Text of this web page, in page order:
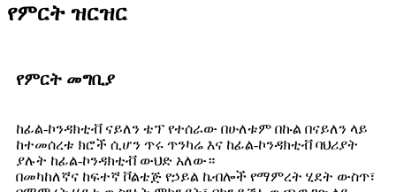
የምርት ዝርዝር
የምርት መግቢያ
ከፊል-ኮንዳክቲቭ ናይለን ቴፕ የተሰራው በሁለቱም በኩል በናይለን ላይ
ከተመሰረቱ ክሮች ሲሆን ጥሩ ጥንካሬ እና ከፊል-ኮንዳክቲቭ ባህሪያት
ያሉት ከፊል-ኮንዳክቲቭ ውህድ አለው።
በመካከለኛና ከፍተኛ ቮልቴጅ የኃይል ኬብሎች የማምረት ሂደት ውስጥ፣